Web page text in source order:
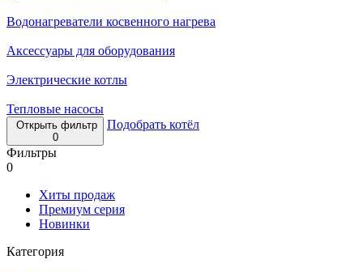
Водонагреватели косвенного нагрева
Аксессуары для оборудования
Электрические котлы
Тепловые насосы
Открыть фильтр
0
Подобрать котёл
Фильтры
0
Хиты продаж
Премиум серия
Новинки
Категория